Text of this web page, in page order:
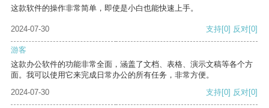
这款软件的操作非常简单，即使是小白也能快速上手。
2024-07-30 支持[0] 反对[0]
游客
这款办公软件的功能非常全面，涵盖了文档、表格、演示文稿等各个方
面。我可以使用它来完成日常办公的所有任务，非常方便。
2024-07-30
支持[0] 反对[0]